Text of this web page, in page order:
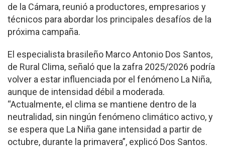
de la Cámara, reunió a productores, empresarios y
técnicos para abordar los principales desafíos de la
próxima campaña.
El especialista brasileño Marco Antonio Dos Santos,
de Rural Clima, señaló que la zafra 2025/2026 podría
volver a estar influenciada por el fenómeno La Niña,
aunque de intensidad débil a moderada.
“Actualmente, el clima se mantiene dentro de la
neutralidad, sin ningún fenómeno climático activo, y
se espera que La Niña gane intensidad a partir de
octubre, durante la primavera”, explicó Dos Santos.